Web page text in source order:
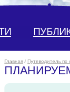
Главная / Путеводитель по